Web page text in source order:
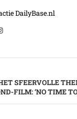
DailyBase.nl
SFEERVOLLE
FILM: ‘NO TIME